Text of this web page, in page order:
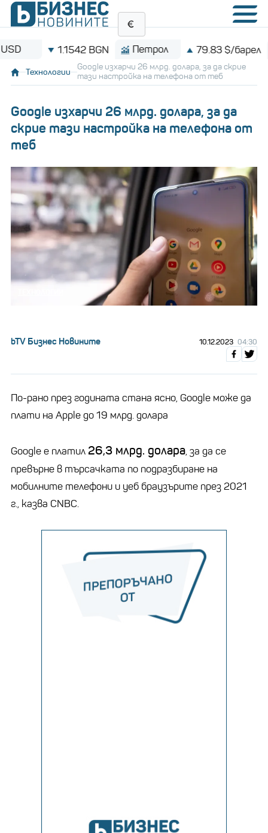
1.1542 BGN Петрол 79.83 $/барел
Технологии
Google изхарчи 26 млрд. долара, за да скрие
тази настройка на телефона от теб
Google изхарчи 26 млрд. долара, за да
скрие тази настройка на телефона от
теб
bTV Бизнес Новините 10.12.2023 04:30
По-рано през годината стана ясно, Google може да
плати на Apple до 19 млрд. долара
Google е платил 26,3 млрд. долара, за да се
превърне в търсачката по подразбиране на
мобилните телефони и уеб браузърите през 2021
г., казва CNBC.